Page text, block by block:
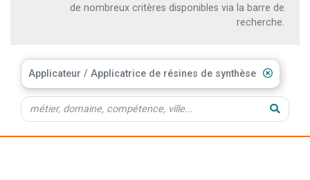
de nombreux critères disponibles via la barre de
recherche.
Applicateur / Applicatrice de résines de synthèse